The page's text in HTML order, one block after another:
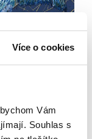
Více o cookies
Vám
Souhlas s
vydání